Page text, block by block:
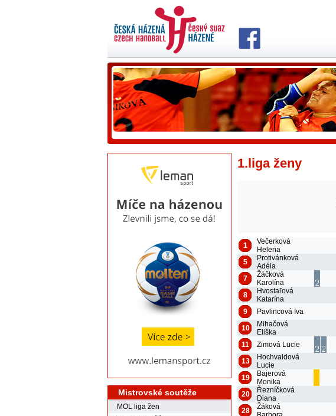
Mistrovské soutěže
MOL liga žen
1.liga ženy
1
Večerková
Helena
5
Protivánková
Adéla
7
Žáčková
Karolína
8
Hvostaľová
Katarína
9 Pavlincová Iva
10
Mihačová
Eliška
11 Zimová Lucie
13
Hochvaldová
Lucie
19
Bajerová
Monika
20
Řezníčková
Diana
28
Žáková